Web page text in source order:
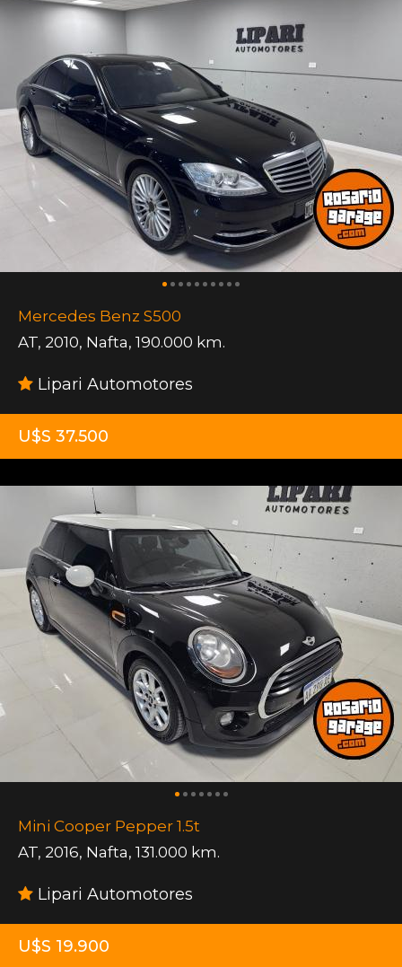
Mercedes Benz S500
AT, 2010, Nafta, 190.000 km.
Lipari Automotores
U$S 37.500
Mini Cooper Pepper 1.5t
AT, 2016, Nafta, 131.000 km.
Lipari Automotores
U$S 19.900